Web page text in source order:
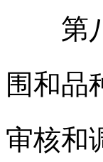
第八
围和品
审核和